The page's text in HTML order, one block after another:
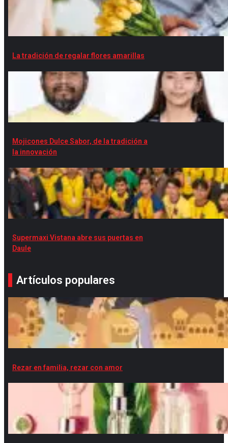
La tradición de regalar flores amarillas
Mojicones Dulce Sabor, de la tradición a
la innovación
Supermaxi Vistana abre sus puertas en
Daule
Artículos populares
Rezar en familia, rezar con amor